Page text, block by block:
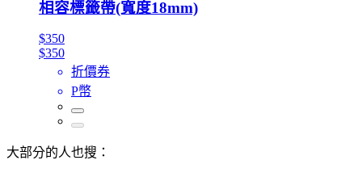
相容標籤帶(寬度18mm)
$350
$350
折價券
P幣
大部分的人也搜：